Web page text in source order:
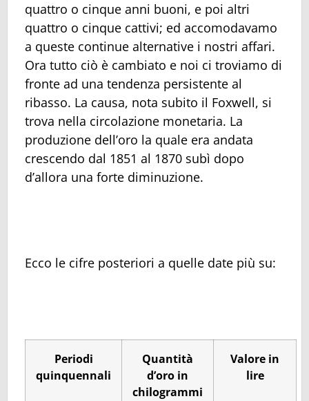
quattro o cinque anni buoni, e poi altri
quattro o cinque cattivi; ed accomodavamo
a queste continue alternative i nostri affari.
Ora tutto ciò è cambiato e noi ci troviamo di
fronte ad una tendenza persistente al
ribasso. La causa, nota subito il Foxwell, si
trova nella circolazione monetaria. La
produzione dell’oro la quale era andata
crescendo dal 1851 al 1870 subì dopo
d’allora una forte diminuzione.
Ecco le cifre posteriori a quelle date più su:
Periodi
quinquennali
Quantità
d’oro in
chilogrammi
Valore in
lire